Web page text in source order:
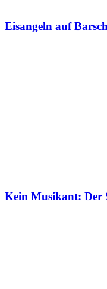
Eisangeln auf
Kein Musikant: Der